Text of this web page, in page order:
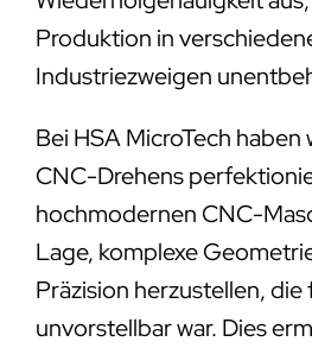
Produktion in
Industriezweigen
Bei HSA MicroTech haben
CNC-Drehens
hochmodernen CNC-
Lage, komplexe
Präzision herzustellen, die
unvorstellbar war. Dies